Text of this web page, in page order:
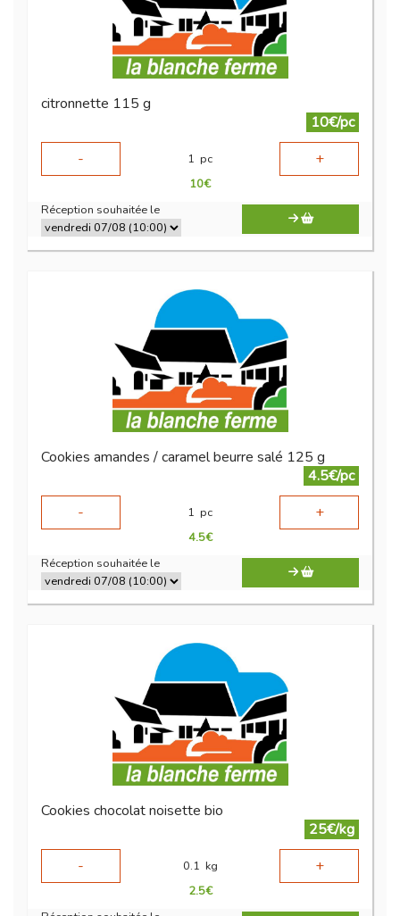
citronnette 115 g
10€/pc
-
1 pc +
10€
Réception souhaitée le
Cookies amandes / caramel beurre salé 125 g
4.5€/pc
-
1 pc +
4.5€
Réception souhaitée le
Cookies chocolat noisette bio
25€/kg
-
0.1 kg +
2.5€